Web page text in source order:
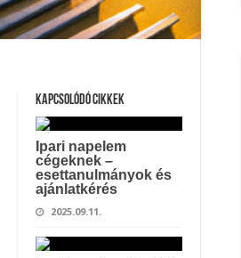
Kapcsolódó cikkek
Ipari napelem
cégeknek –
esettanulmányok és
ajánlatkérés
2025.09.11.